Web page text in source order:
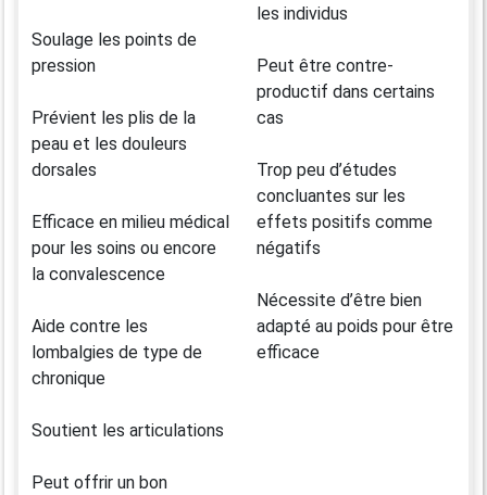
Soulage les points de
pression
Prévient les plis de la
peau et les douleurs
dorsales
Efficace en milieu médical
pour les soins ou encore
la convalescence
Aide contre les
lombalgies de type de
chronique
Soutient les articulations
Peut offrir un bon
les individus
Peut être contre-
productif dans certains
cas
Trop peu d’études
concluantes sur les
effets positifs comme
négatifs
Nécessite d’être bien
adapté au poids pour être
efficace